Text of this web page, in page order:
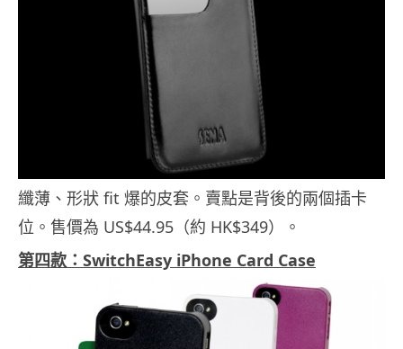
纖薄、形狀 fit 爆的皮套。賣點是背後的兩個插卡
位。售價為 US$44.95（約 HK$349）。
第四款：SwitchEasy iPhone Card Case